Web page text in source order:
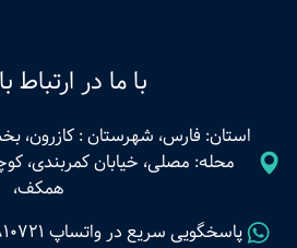
با ما در ارتباط
استان: فارس، شهرستان : کازرون،
همکف،
پاسخگویی سریع در واتساپ